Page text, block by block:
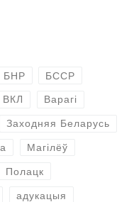
БНР БССР
ВКЛ Варагі
Заходняя Беларусь
Магілёў
Полацк
адукацыя